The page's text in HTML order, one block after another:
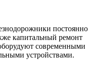
постоянно
капитальный ремонт
современными
устройствами.